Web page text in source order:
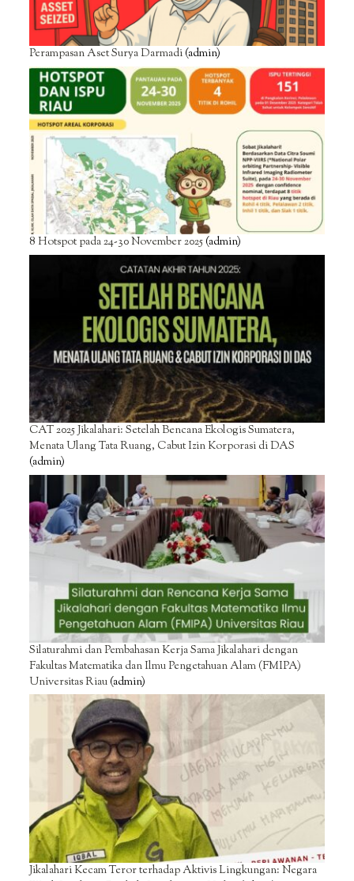
Perampasan Aset Surya Darmadi(admin)
8 Hotspot pada 24-30 November 2025(admin)
CAT 2025 Jikalahari: Setelah Bencana Ekologis Sumatera,
Menata Ulang Tata Ruang, Cabut Izin Korporasi di DAS
(admin)
Silaturahmi dan Pembahasan Kerja Sama Jikalahari dengan
Fakultas Matematika dan Ilmu Pengetahuan Alam (FMIPA)
Universitas Riau(admin)
Jikalahari Kecam Teror terhadap Aktivis Lingkungan: Negara